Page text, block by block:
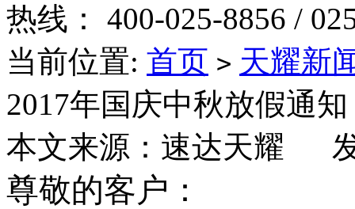
热线： 400-025-8856 /
当前位置: 首页 > 天耀新
​2017年国庆中秋放假通知
本文来源：速达天耀
尊敬的客户：